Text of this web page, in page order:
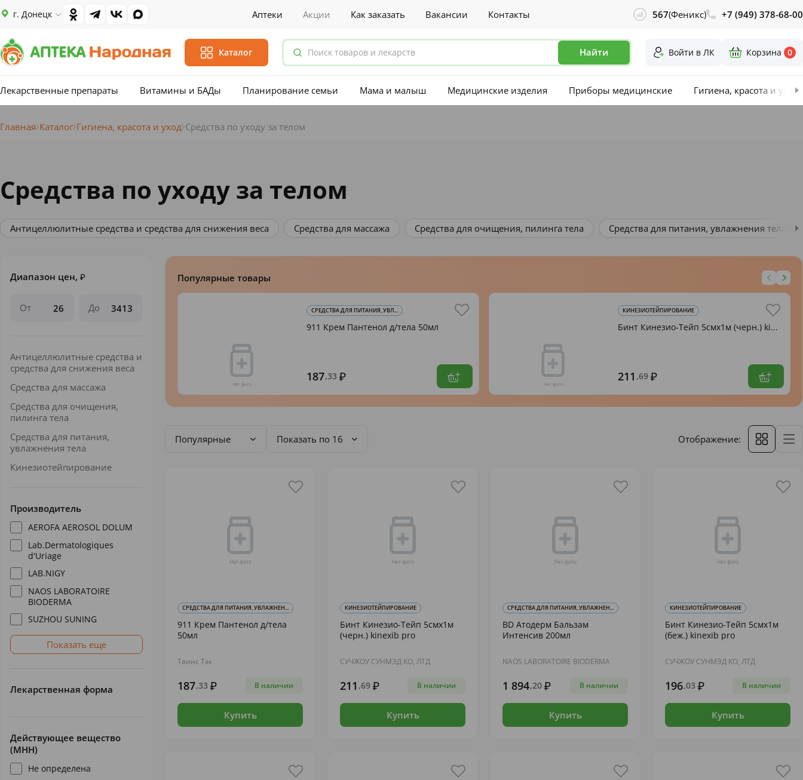
г. Донецк Аптеки Акции Как заказать Вакансии Контакты 567(Феникс) +7 (949) 378-68-00
Каталог Найти Войти в ЛК Корзина 0
Лекарственные препараты Витамины и БАДы Планирование семьи Мама и малыш Медицинские изделия Приборы медицинские Гигиена, красота и уход
Главная Каталог Гигиена, красота и уход Средства по уходу за телом
Средства по уходу за телом
средства для снижения веса Средства для массажа Средства для очищения, пилинга тела Средства для питания, увлажнения тела Кинезиотейпирование
Диапазон цен, ₽
От До
Антицеллюлитные средства и
средства для снижения веса
Средства для массажа
Средства для очищения,
пилинга тела
Средства для питания,
увлажнения тела
Кинезиотейпирование
Производитель
AEROFA AEROSOL DOLUM
Lab.Dermatologiques
d'Uriage
LAB.NIGY
NAOS LABORATOIRE
BIODERMA
SUZHOU SUNING
Показать еще
Лекарственная форма
Действующее вещество
(МНН)
Не определена
Популярные товары
СРЕДСТВА ДЛЯ ПИТАНИЯ, УВЛ...
911 Крем Пантенол д/тела 50мл
187,33
КИНЕЗИОТЕЙПИРОВАНИЕ
Бинт Кинезио-Тейп 5смх1м (черн.) ki...
211 ,69
Популярные Показать по 16 Отображение:
СРЕДСТВА ДЛЯ ПИТАНИЯ, УВЛАЖНЕН...
911 Крем Пантенол д/тела
50мл
Твинс Тэк
187,33 В наличии
Купить
КИНЕЗИОТЕЙПИРОВАНИЕ
Бинт Кинезио-Тейп 5смх1м
(черн.) kinexib pro
СУЧЖОУ СУНМЭД КО, ЛТД
211 ,69 В наличии
Купить
СРЕДСТВА ДЛЯ ПИТАНИЯ, УВЛАЖНЕН...
BD Атодерм Бальзам
Интенсив 200мл
NAOS LABORATOIRE BIODERMA
1 894,20 В наличии
Купить
КИНЕЗИОТЕЙПИРОВАНИЕ
Бинт Кинезио-Тейп 5смх1м
(беж.) kinexib pro
СУЧЖОУ СУНМЭД КО, ЛТД
196,03 В наличии
Купить